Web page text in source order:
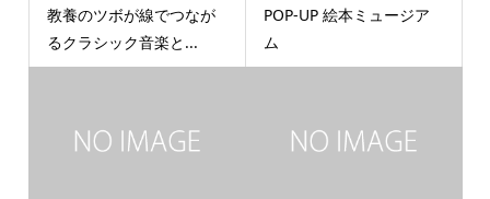
教養のツボが線でつなが
るクラシック音楽と...
POP-UP 絵本ミュージア
ム